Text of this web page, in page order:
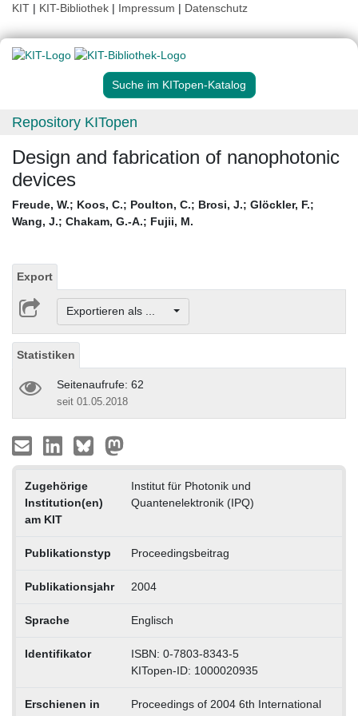
KIT | KIT-Bibliothek | Impressum | Datenschutz
Suche im KITopen-Katalog
Repository KITopen
Design and fabrication of nanophotonic
devices
Freude, W.; Koos, C.; Poulton, C.; Brosi, J.; Glöckler, F.;
Wang, J.; Chakam, G.-A.; Fujii, M.
Export
Exportieren als ...
Statistiken
Seitenaufrufe: 62
seit 01.05.2018
Zugehörige
Institution(en)
am KIT
Institut für Photonik und
Quantenelektronik (IPQ)
Publikationstyp Proceedingsbeitrag
Publikationsjahr 2004
Sprache Englisch
Identifikator
ISBN: 0-7803-8343-5
KITopen-ID: 1000020935
Erschienen in
Proceedings of 2004 6th International